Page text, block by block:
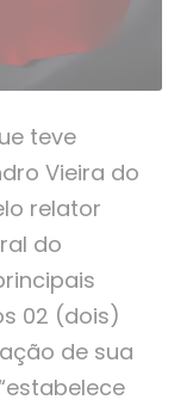
teve
Vieira do
relator
do
02 (dois)
de sua